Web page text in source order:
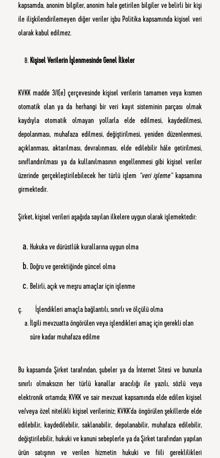
kapsamda, anonim bilgiler, anonim hale getirilen bilgiler ve belirli bir kişi
ile ilişkilendirilemeyen diğer veriler işbu Politika kapsamında kişisel veri
olarak kabul edilmez.
Kişisel Verilerin İşlenmesinde Genel İlkeler
KVKK madde 3/I(e) çerçevesinde kişisel verilerin tamamen veya kısmen
otomatik olan ya da herhangi bir veri kayıt sisteminin parçası olmak
kaydıyla otomatik olmayan yollarla elde edilmesi, kaydedilmesi,
depolanması, muhafaza edilmesi, değiştirilmesi, yeniden düzenlenmesi,
açıklanması, aktarılması, devralınması, elde edilebilir hâle getirilmesi,
sınıflandırılması ya da kullanılmasının engellenmesi gibi kişisel veriler
üzerinde gerçekleştirilebilecek her türlü işlem “veri işleme”kapsamına
girmektedir.
Şirket, kişisel verileri aşağıda sayılan ilkelere uygun olarak işlemektedir:
Hukuka ve dürüstlük kurallarına uygun olma
Doğru ve gerektiğinde güncel olma
Belirli, açık ve meşru amaçlar için işlenme
ç. İşlendikleri amaçla bağlantılı, sınırlı ve ölçülü olma
İlgili mevzuatta öngörülen veya işlendikleri amaç için gerekli olan
süre kadar muhafaza edilme
Bu kapsamda Şirket tarafından, şubeler ya da İnternet Sitesi ve bununla
sınırlı olmaksızın her türlü kanallar aracılığı ile yazılı, sözlü veya
elektronik ortamda; KVKK ve sair mevzuat kapsamında elde edilen kişisel
ve/veya özel nitelikli kişisel verileriniz; KVKK’da öngörülen şekillerde elde
edilebilir, kaydedilebilir, saklanabilir, depolanabilir, muhafaza edilebilir,
değiştirilebilir, hukuki ve kanuni sebeplerle ya da Şirket tarafından yapılan
ürün satışının ve verilen hizmetin hukuki ve fiili gereklilikleri